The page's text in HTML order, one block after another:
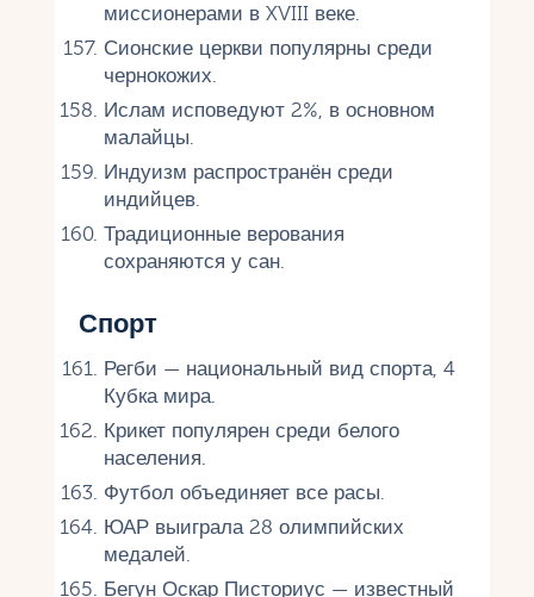
миссионерами в XVIII веке.
Сионские церкви популярны среди
чернокожих.
Ислам исповедуют 2%, в основном
малайцы.
Индуизм распространён среди
индийцев.
Традиционные верования
сохраняются у сан.
Спорт
Регби — национальный вид спорта, 4
Кубка мира.
Крикет популярен среди белого
населения.
Футбол объединяет все расы.
ЮАР выиграла 28 олимпийских
медалей.
Бегун Оскар Писториус — известный